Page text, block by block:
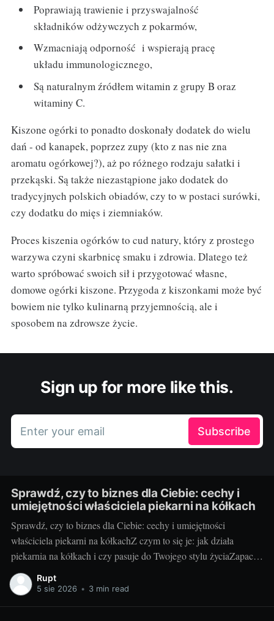
Poprawiają trawienie i przyswajalność
składników odżywczych z pokarmów,
Wzmacniają odporność i wspierają pracę
układu immunologicznego,
Są naturalnym źródłem witamin z grupy B oraz
witaminy C.
Kiszone ogórki to ponadto doskonały dodatek do wielu
dań - od kanapek, poprzez zupy (kto z nas nie zna
aromatu ogórkowej?), aż po różnego rodzaju sałatki i
przekąski. Są także niezastąpione jako dodatek do
tradycyjnych polskich obiadów, czy to w postaci surówki,
czy dodatku do mięs i ziemniaków.
Proces kiszenia ogórków to cud natury, który z prostego
warzywa czyni skarbnicę smaku i zdrowia. Dlatego też
warto spróbować swoich sił i przygotować własne,
domowe ogórki kiszone. Przygoda z kiszonkami może być
bowiem nie tylko kulinarną przyjemnością, ale i
sposobem na zdrowsze życie.
Sign up for more like this.
Enter your email Subscribe
Sprawdź, czy to biznes dla Ciebie: cechy i
umiejętności właściciela piekarni na kółkach
Sprawdź, czy to biznes dla Ciebie: cechy i umiejętności
właściciela piekarni na kółkachZ czym to się je: jak działa
piekarnia na kółkach i czy pasuje do Twojego stylu życiaZapach
świeżych bułek o świcie i uśmiechy klientów, gdy otwierasz
klapę auta – za to kocha się piekarnię na kółkach. To mobilny
Rupt
5 sie 2026 • 3 min read